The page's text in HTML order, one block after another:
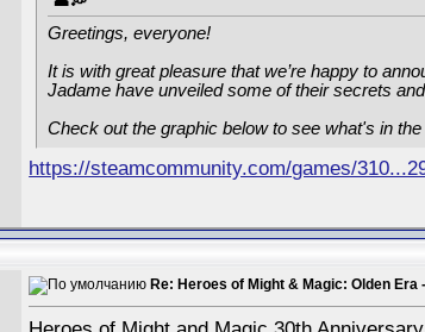
Greetings, everyone!
It is with great pleasure that we’re happy to
Jadame have unveiled some of their secrets
Check out the graphic below to see what's in
https://steamcommunity.com/games/
Re: Heroes of Might & Magic: Olden